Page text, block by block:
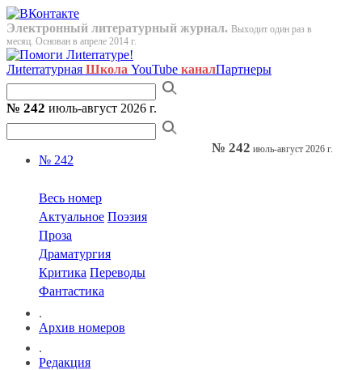
Электронный литературный журнал. Выходит один раз в
месяц. Основан в апреле 2014 г.
Лиterraтурная Школа YouTube каналПартнеры
№ 242 июль-август 2026 г.
№ 242
Весь номер
Актуальное Поэзия
Проза
Драматургия
Критика Переводы
Фантастика
.
Архив номеров
.
Редакция
№ 242 июль-август 2026 г.